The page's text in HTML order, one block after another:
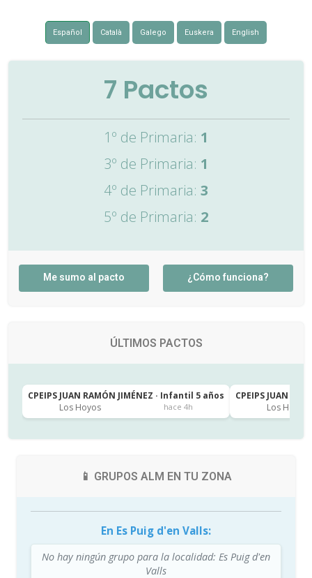
Español Català Galego Euskera English
7 Pactos
1º de Primaria: 1
3º de Primaria: 1
4º de Primaria: 3
5º de Primaria: 2
Me sumo al pacto ¿Cómo funciona?
ÚLTIMOS PACTOS
CPEIPS JUAN RAMÓN JIMÉNEZ · Infantil 5 años
Los Hoyos
hace 4h
CPEIPS JUAN
Los Hoyos
📱 GRUPOS ALM EN TU ZONA
En Es Puig d'en Valls:
No hay ningún grupo para la localidad: Es Puig d'en
Valls